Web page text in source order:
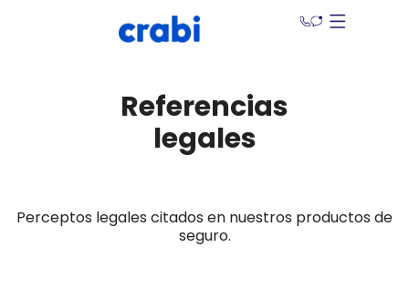
Referencias
legales
Perceptos legales citados en nuestros productos de
seguro.